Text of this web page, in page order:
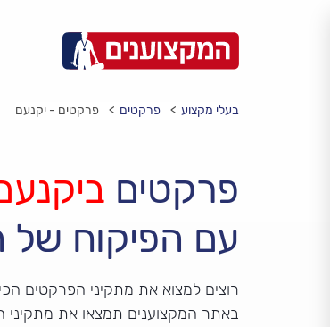
בעלי מקצוע פרקטים פרקטים - יקנעם
פרקטים
עם הפיקוח של
רוצים למצוא את מתקיני הפרקטים
באתר המקצוענים תמצאו את מתקיני